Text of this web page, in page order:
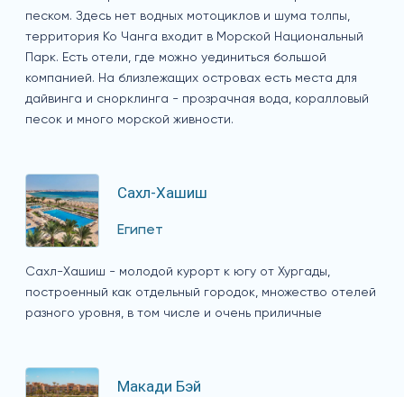
песком. Здесь нет водных мотоциклов и шума толпы,
территория Ко Чанга входит в Морской Национальный
Парк. Есть отели, где можно уединиться большой
компанией. На близлежащих островах есть места для
дайвинга и снорклинга - прозрачная вода, коралловый
песок и много морской живности.
Сахл-Хашиш
Египет
Сахл-Хашиш - молодой курорт к югу от Хургады,
построенный как отдельный городок, множество отелей
разного уровня, в том числе и очень приличные
Макади Бэй